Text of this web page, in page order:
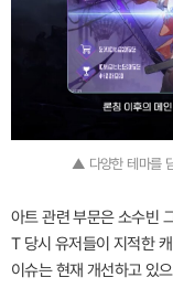
▲ 다양한 테마를
아트 관련 부문은 소수빈
T 당시 유저들이 지적한
이슈는 현재 개선하고 있